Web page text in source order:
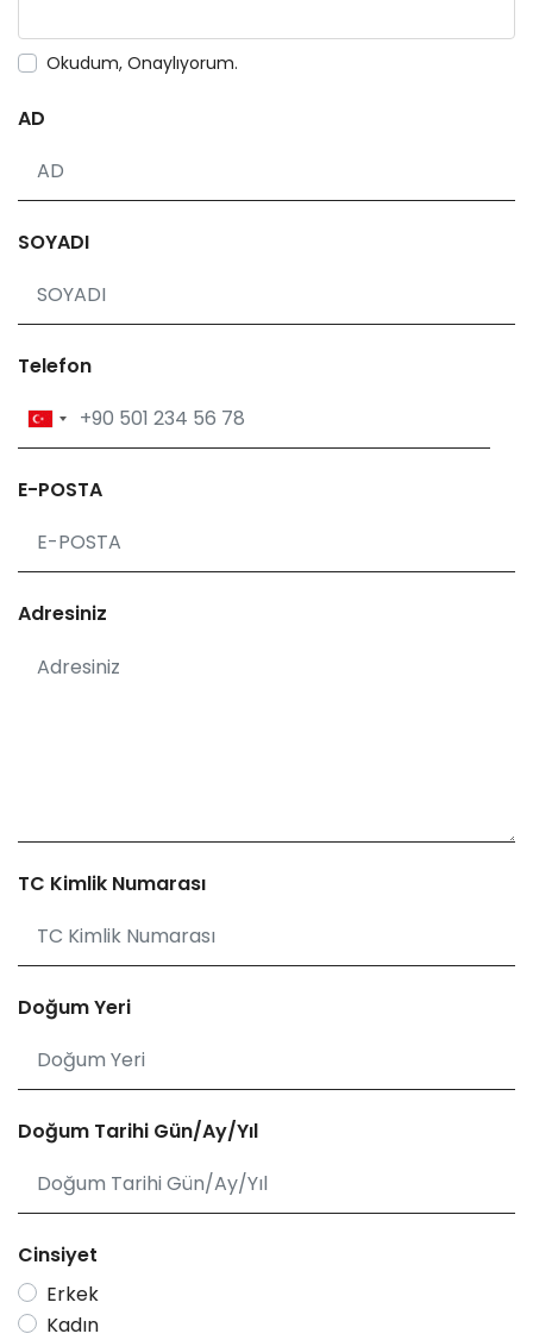
Okudum, Onaylıyorum.
AD
SOYADI
Telefon
E-POSTA
Adresiniz
TC Kimlik Numarası
Doğum Yeri
Doğum Tarihi Gün/Ay/Yıl
Cinsiyet
Erkek
Kadın